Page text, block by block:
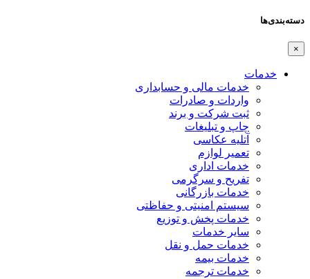
دسته‌بندی‌ها
×
خدمات
خدمات مالی و حسابداری
واردات و صادرات
ثبت شرکت و برند
چاپ و تبلیغات
آتلیه عکاسی
تعمیر لوازم
خدمات اداری
تفریح و سرگرمی
خدمات بازرگانی
سیستم امنیتی و حفاظتی
خدمات پخش و توزیع
سایر خدمات
خدمات حمل و نقل
خدمات بیمه
خدمات ترجمه